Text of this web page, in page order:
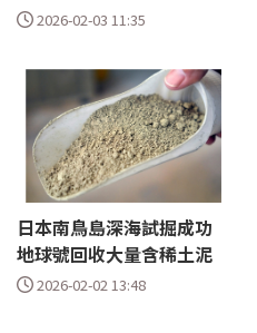
2026-02-03 11:35
日本南鳥島深海試掘成功
地球號回收大量含稀土泥
2026-02-02 13:48